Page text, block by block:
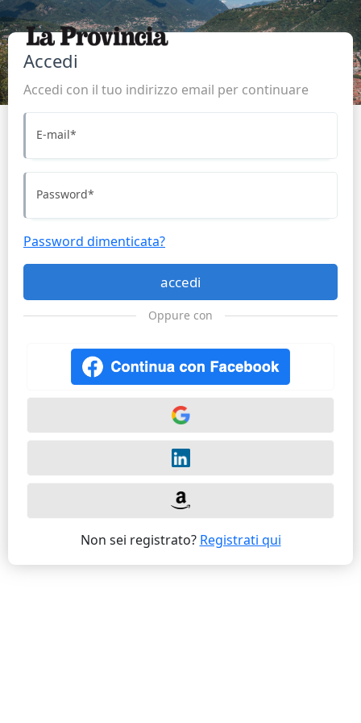
Accedi
Accedi con il tuo indirizzo email per continuare
E-mail*
Password*
Password dimenticata?
accedi
Oppure con
Non sei registrato? Registrati qui